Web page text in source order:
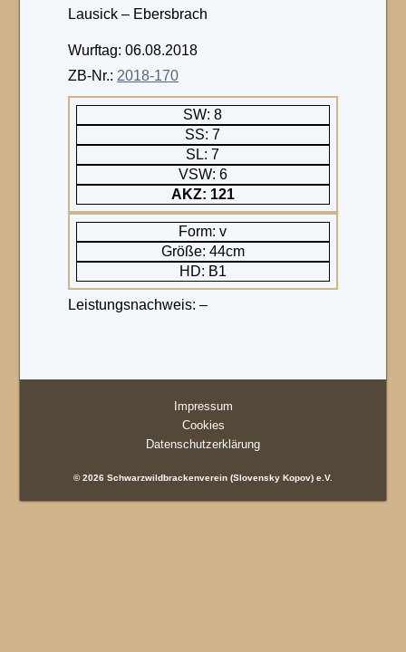
Lausick – Ebersbrach
Wurftag: 06.08.2018
ZB-Nr.: 2018-170
SW: 8
SS: 7
SL: 7
VSW: 6
AKZ: 121
Form: v
Größe: 44cm
HD: B1
Leistungsnachweis: –
Impressum
Cookies
Datenschutzerklärung
© 2026 Schwarzwildbrackenverein (Slovensky Kopov) e.V.